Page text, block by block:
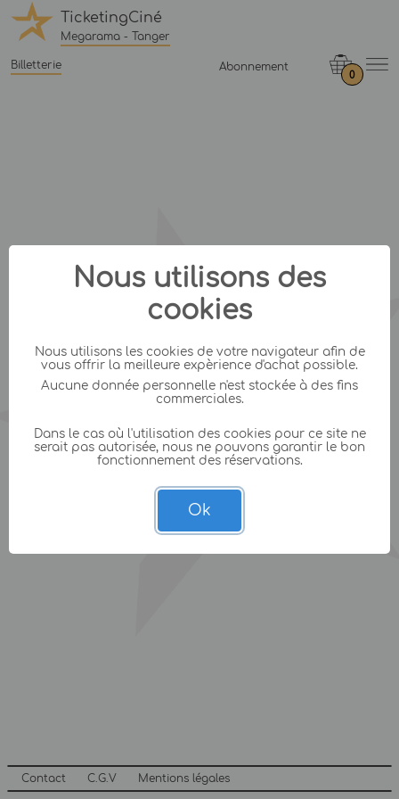
TicketingCiné
Megarama - Tanger
Billetterie Abonnement
0
Contact C.G.V Mentions légales
Nous utilisons des
cookies
Nous utilisons les cookies de votre navigateur afin de
vous offrir la meilleure expèrience d'achat possible.
Aucune donnée personnelle n'est stockée à des fins
commerciales.
Dans le cas où l'utilisation des cookies pour ce site ne
serait pas autorisée, nous ne pouvons garantir le bon
fonctionnement des réservations.
Ok